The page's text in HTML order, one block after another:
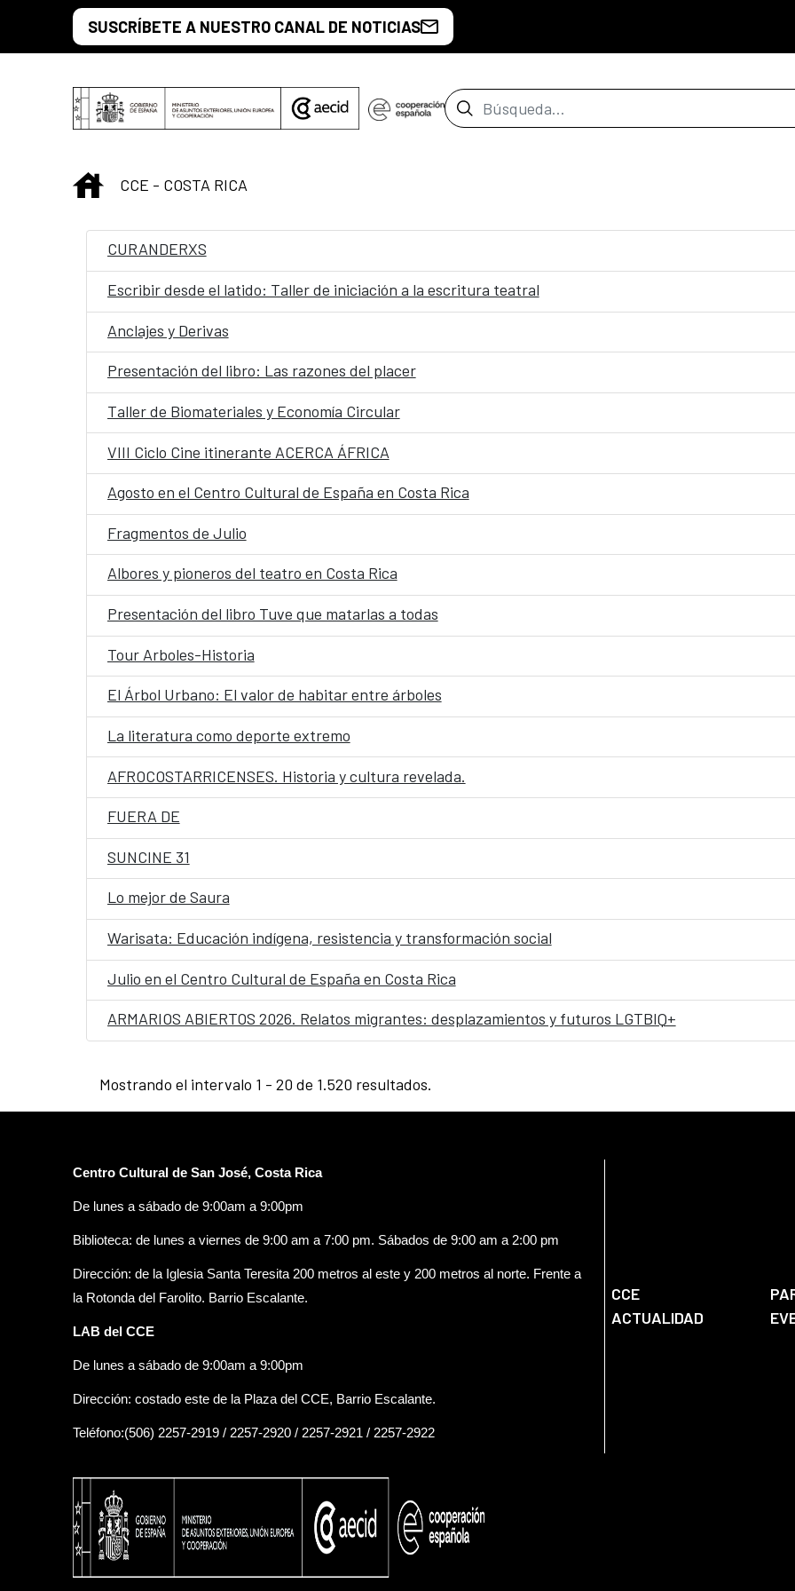
Saltar al contenido principal
SUSCRÍBETE A NUESTRO CANAL DE NOTICIAS
Barra de búsqueda
INICIO
CCE - COSTA RICA
CURANDERXS
Escribir desde el latido: Taller de iniciación a la escritura teatral
Anclajes y Derivas
Presentación del libro: Las razones del placer
Taller de Biomateriales y Economía Circular
VIII Ciclo Cine itinerante ACERCA ÁFRICA
Agosto en el Centro Cultural de España en Costa Rica
Fragmentos de Julio
Albores y pioneros del teatro en Costa Rica
Presentación del libro Tuve que matarlas a todas
Tour Arboles-Historia
El Árbol Urbano: El valor de habitar entre árboles
La literatura como deporte extremo
AFROCOSTARRICENSES. Historia y cultura revelada.
FUERA DE
SUNCINE 31
Lo mejor de Saura
Warisata: Educación indígena, resistencia y transformación social
Julio en el Centro Cultural de España en Costa Rica
ARMARIOS ABIERTOS 2026. Relatos migrantes: desplazamientos y futuros LGTBIQ+
Mostrando el intervalo 1 - 20 de 1.520 resultados.
Centro Cultural de San José, Costa Rica
De lunes a sábado de 9:00am a 9:00pm
Biblioteca: de lunes a viernes de 9:00 am a 7:00 pm. Sábados de 9:00 am a 2:00 pm
Dirección: de la Iglesia Santa Teresita 200 metros al este y 200 metros al norte. Frente a
la Rotonda del Farolito. Barrio Escalante.
LAB del CCE
De lunes a sábado de 9:00am a 9:00pm
Dirección: costado este de la Plaza del CCE, Barrio Escalante.
Teléfono:(506) 2257-2919 / 2257-2920 / 2257-2921 / 2257-2922
CCE
ACTUALIDAD